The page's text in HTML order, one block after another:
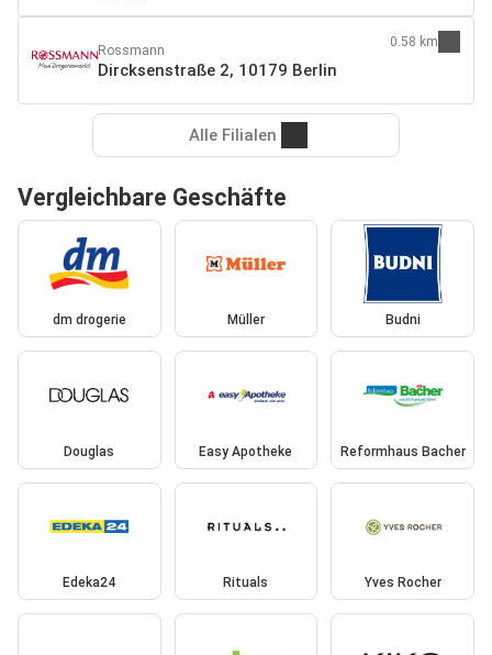
Rossmann
Dircksenstraße 2, 10179 Berlin
0.58 km
Alle Filialen
Vergleichbare Geschäfte
dm drogerie Müller Budni
Douglas Easy Apotheke Reformhaus Bacher
Edeka24 Rituals Yves Rocher